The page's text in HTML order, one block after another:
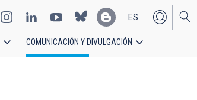
EN
ES
COMUNICACIÓN Y DIVULGACIÓN